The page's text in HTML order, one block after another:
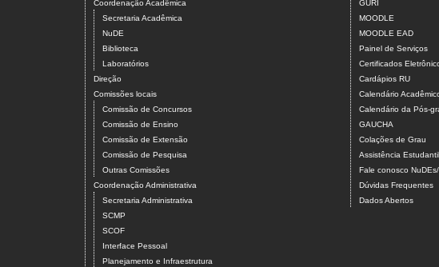
Coordenação Acadêmica
Secretaria Acadêmica
NuDE
Biblioteca
Laboratórios
Direção
Comissões locais
Comissão de Concursos
Comissão de Ensino
Comissão de Extensão
Comissão de Pesquisa
Outras Comissões
Coordenação Administrativa
Secretaria Administrativa
SCMP
SCOF
Interface Pessoal
Planejamento e Infraestrutura
GURI
MOODLE
MOODLE EAD
Painel de Serviços
Certificados
Cardápios RU
Calendário
Calendário da Pós-
GAUCHA
Colações de Grau
Assistência Estudantil
Fale conosco
Dúvidas Frequentes
Dados Abertos